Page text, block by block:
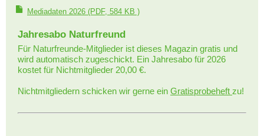
Mediadaten 2026 (PDF, 584 KB )
Jahresabo Naturfreund
Für Naturfreunde-Mitglieder ist dieses Magazin gratis und
wird automatisch zugeschickt. Ein Jahresabo für 2026
kostet für Nichtmitglieder 20,00 €.
Nichtmitgliedern schicken wir gerne ein Gratisprobeheft zu!